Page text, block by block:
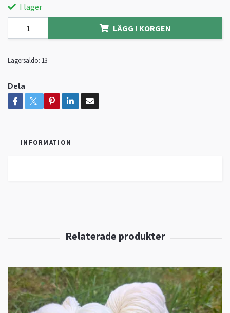
I lager
LÄGG I KORGEN
Lagersaldo: 13
Dela
INFORMATION